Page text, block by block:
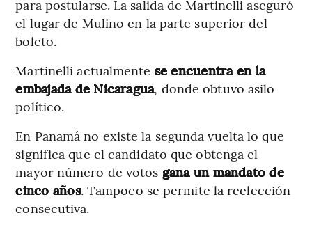
para postularse. La salida de Martinelli aseguró
el lugar de Mulino en la parte superior del
boleto.
Martinelli actualmente se encuentra en la
embajada de Nicaragua, donde obtuvo asilo
político.
En Panamá no existe la segunda vuelta lo que
significa que el candidato que obtenga el
mayor número de votos gana un mandato de
cinco años. Tampoco se permite la reelección
consecutiva.